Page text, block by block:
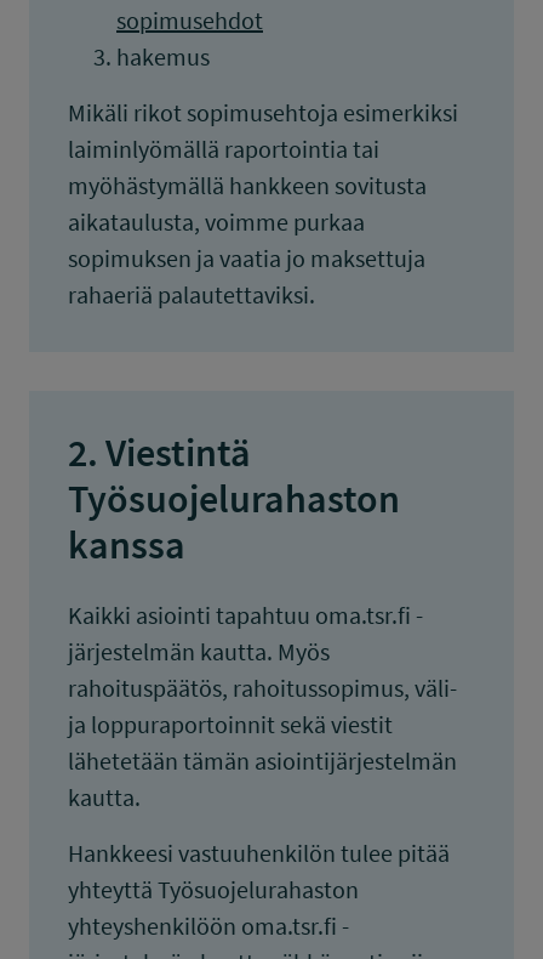
sopimusehdot
hakemus
Mikäli rikot sopimusehtoja esimerkiksi
laiminlyömällä raportointia tai
myöhästymällä hankkeen sovitusta
aikataulusta, voimme purkaa
sopimuksen ja vaatia jo maksettuja
rahaeriä palautettaviksi.
2. Viestintä
Työsuojelurahaston
kanssa
Kaikki asiointi tapahtuu oma.tsr.fi -
järjestelmän kautta. Myös
rahoituspäätös, rahoitussopimus, väli-
ja loppuraportoinnit sekä viestit
lähetetään tämän asiointijärjestelmän
kautta.
Hankkeesi vastuuhenkilön tulee pitää
yhteyttä Työsuojelurahaston
yhteyshenkilöön oma.tsr.fi -